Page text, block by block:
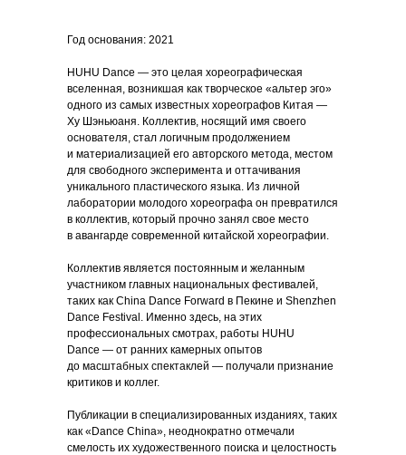
Год основания: 2021
HUHU Dance — это целая хореографическая
вселенная, возникшая как творческое «альтер эго»
одного из самых известных хореографов Китая —
Ху Шэньюаня. Коллектив, носящий имя своего
основателя, стал логичным продолжением
и материализацией его авторского метода, местом
для свободного эксперимента и оттачивания
уникального пластического языка. Из личной
лаборатории молодого хореографа он превратился
в коллектив, который прочно занял свое место
в авангарде современной китайской хореографии.
Коллектив является постоянным и желанным
участником главных национальных фестивалей,
таких как China Dance Forward в Пекине и Shenzhen
Dance Festival. Именно здесь, на этих
профессиональных смотрах, работы HUHU
Dance — от ранних камерных опытов
до масштабных спектаклей — получали признание
критиков и коллег.
Публикации в специализированных изданиях, таких
как «Dance China», неоднократно отмечали
смелость их художественного поиска и целостность